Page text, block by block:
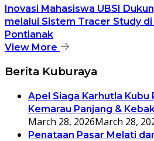
Inovasi Mahasiswa UBSI
melalui Sistem Tracer Study
Pontianak
View More
Berita Kuburaya
Apel Siaga Karhutla Kubu
Kemarau Panjang &
March 28, 2026March 28,
Penataan Pasar Melati